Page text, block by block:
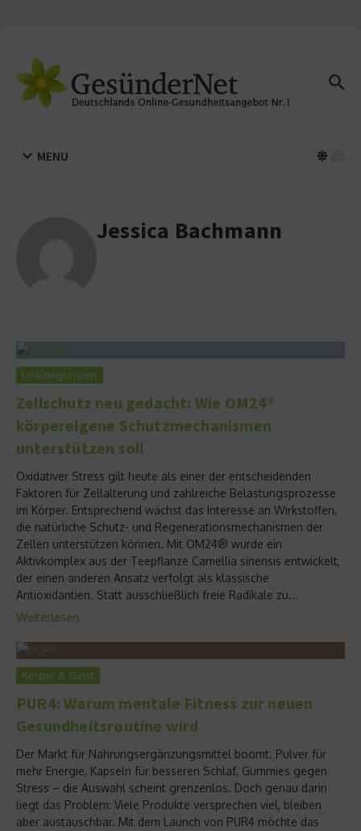
MENU
Jessica Bachmann
Unkategorisiert
Zellschutz neu gedacht: Wie OM24®
körpereigene Schutzmechanismen
unterstützen soll
Oxidativer Stress gilt heute als einer der entscheidenden
Faktoren für Zellalterung und zahlreiche Belastungsprozesse
im Körper. Entsprechend wächst das Interesse an Wirkstoffen,
die natürliche Schutz- und Regenerationsmechanismen der
Zellen unterstützen können. Mit OM24® wurde ein
Aktivkomplex aus der Teepflanze Camellia sinensis entwickelt,
der einen anderen Ansatz verfolgt als klassische
Antioxidantien. Statt ausschließlich freie Radikale zu...
Weiterlesen
Körper & Geist
PUR4: Warum mentale Fitness zur neuen
Gesundheitsroutine wird
Der Markt für Nahrungsergänzungsmittel boomt. Pulver für
mehr Energie, Kapseln für besseren Schlaf, Gummies gegen
Stress – die Auswahl scheint grenzenlos. Doch genau darin
liegt das Problem: Viele Produkte versprechen viel, bleiben
aber austauschbar. Mit dem Launch von PUR4 möchte das